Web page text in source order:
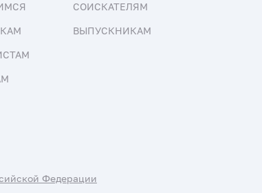
СОИСКАТЕЛЯМ
ВЫПУСКНИКАМ
Федерации